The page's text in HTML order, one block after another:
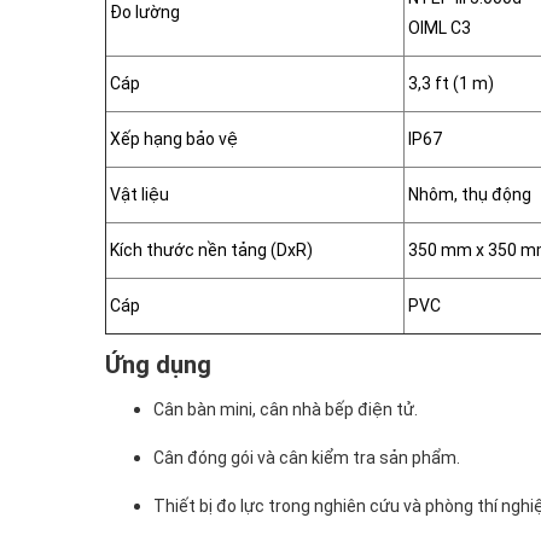
Đo lường
OIML C3
Cáp 3,3 ft (1 m)
Xếp hạng bảo vệ IP67
Vật liệu Nhôm, thụ động
Kích thước nền tảng (DxR) 350 mm x 350
Cáp PVC
Ứng dụng
Cân bàn mini, cân nhà bếp điện tử.
Cân đóng gói và cân kiểm tra sản phẩm.
Thiết bị đo lực trong nghiên cứu và phòng thí